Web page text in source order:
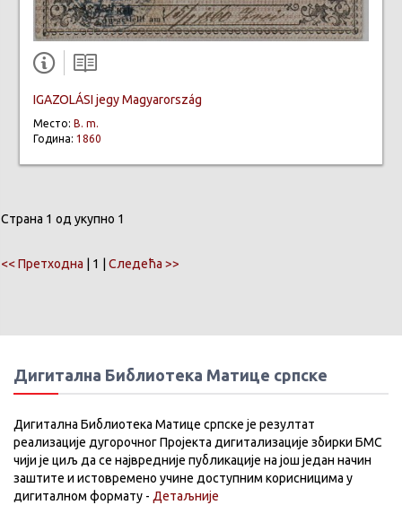
IGAZOLÁSI jegy Magyarország
Место: B. m.
Година: 1860
Страна 1 од укупно 1
<< Претходна | 1 | Следећа >>
Дигитална Библиотека Матице српске
Дигитална Библиотека Матице српске је резултат
реализације дугорочног Пројекта дигитализације збирки БМС
чији је циљ да се највредније публикације на још један начин
заштите и истовремено учине доступним корисницима у
дигиталном формату - Детаљније